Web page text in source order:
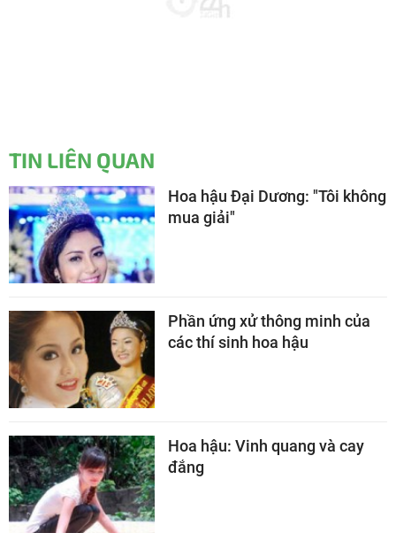
TIN LIÊN QUAN
Hoa hậu Đại Dương: "Tôi không
mua giải"
Phần ứng xử thông minh của
các thí sinh hoa hậu
Hoa hậu: Vinh quang và cay
đắng